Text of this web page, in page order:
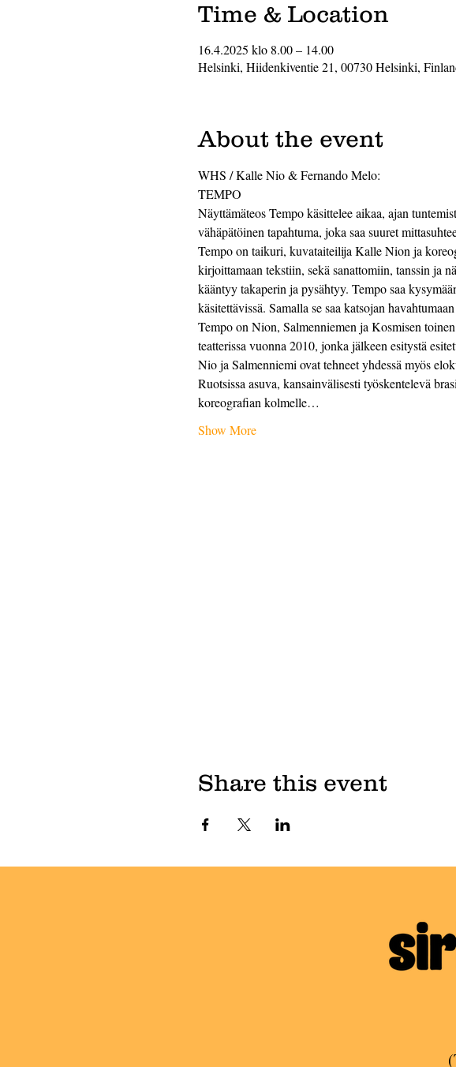
Time & Location
16.4.2025 klo 8.00 – 14.00
Helsinki, Hiidenkiventie 21, 00730 Helsinki,
About the event
WHS / Kalle Nio & Fernando Melo:
TEMPO
Näyttämäteos Tempo käsittelee aikaa, ajan
vähäpätöinen tapahtuma, joka saa suuret
Tempo on taikuri, kuvataiteilija Kalle Nion ja
kirjoittamaan tekstiin, sekä sanattomiin, tanssin ja
kääntyy takaperin ja pysähtyy. Tempo saa
käsitettävissä. Samalla se saa katsojan
Tempo on Nion, Salmenniemen ja Kosmisen
teatterissa vuonna 2010, jonka jälkeen esitystä
Nio ja Salmenniemi ovat tehneet yhdessä myös
Ruotsissa asuva, kansainvälisesti työskentelevä
koreografian kolmelle…
Show More
Share this event